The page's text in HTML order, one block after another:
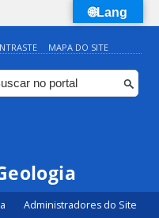
Simplifique!
Comunica BR
Participe
Canais
MAPA DO SITE
Administradores do Site
🌐Lang